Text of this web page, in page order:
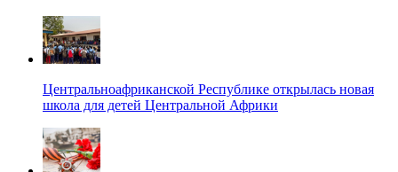
Центральноафриканской Республике открылась новая
школа для детей Центральной Африки